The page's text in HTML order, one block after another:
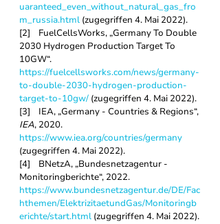
uaranteed_even_without_natural_gas_fro
m_russia.html (zugegriffen 4. Mai 2022).
[2]    FuelCellsWorks, „Germany To Double
2030 Hydrogen Production Target To
10GW“.
https://fuelcellsworks.com/news/germany-
to-double-2030-hydrogen-production-
target-to-10gw/ (zugegriffen 4. Mai 2022).
[3]    IEA, „Germany - Countries & Regions“,
IEA, 2020.
https://www.iea.org/countries/germany
(zugegriffen 4. Mai 2022).
[4]    BNetzA, „Bundesnetzagentur -
Monitoringberichte“, 2022.
https://www.bundesnetzagentur.de/DE/Fac
hthemen/ElektrizitaetundGas/Monitoringb
erichte/start.html (zugegriffen 4. Mai 2022).